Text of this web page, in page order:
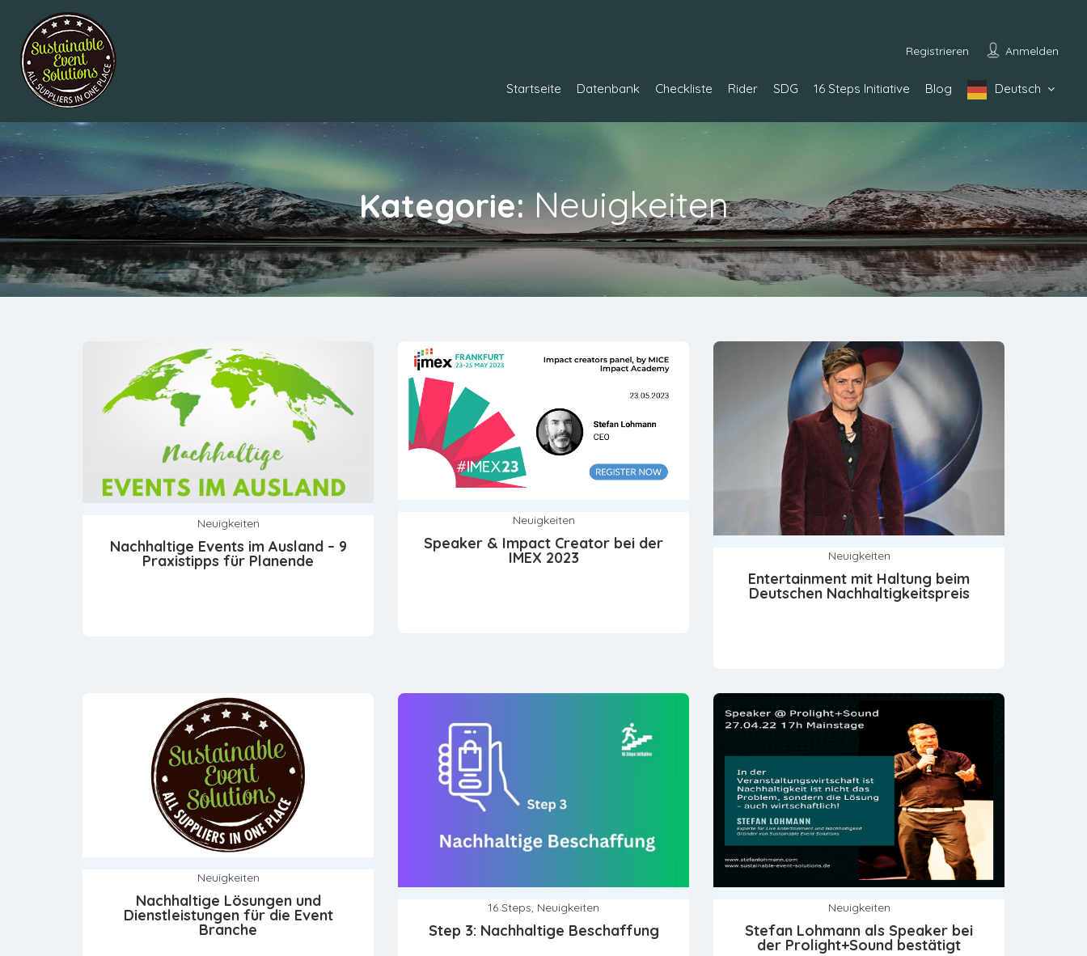
Registrieren Anmelden
Startseite Datenbank Checkliste Rider SDG 16 Steps Initiative Blog Deutsch
Kategorie:Neuigkeiten
Neuigkeiten
Nachhaltige Events im Ausland – 9
Praxistipps für Planende
Neuigkeiten
Speaker & Impact Creator bei der
IMEX 2023 Neuigkeiten
Entertainment mit Haltung beim
Deutschen Nachhaltigkeitspreis
Neuigkeiten
Nachhaltige Lösungen und
Dienstleistungen für die Event
Branche
16 Steps, Neuigkeiten
Step 3: Nachhaltige Beschaffung
Neuigkeiten
Stefan Lohmann als Speaker bei
der Prolight+Sound bestätigt